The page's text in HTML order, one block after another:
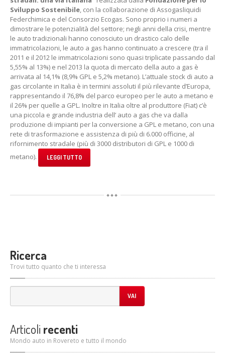
Sviluppo Sostenibile, con la collaborazione di Assogasliquidi
Federchimica e del Consorzio Ecogas. Sono proprio i numeri a
dimostrare le potenzialità del settore; negli anni della crisi, mentre
le auto tradizionali hanno conosciuto un drastico calo delle
immatricolazioni, le auto a gas hanno continuato a crescere (tra il
2011 e il 2012 le immatricolazioni sono quasi triplicate passando dal
5,55% al 13%) e nel 2013 la quota di mercato della auto a gas è
arrivata al 14,1% (8,9% GPL e 5,2% metano). L’attuale stock di auto a
gas circolante in Italia è in termini assoluti il più rilevante d’Europa,
rappresentando il 76,8% del parco europeo per le auto a metano e
il 26% per quelle a GPL. Inoltre in Italia oltre al produttore (Fiat) c’è
una piccola e grande industria dell’ auto a gas che va dalla
produzione di impianti per la conversione a GPL e metano, con una
rete di trasformazione e assistenza di più di 6.000 officine, al
rifornimento stradale (più di 3000 distributori di GPL e 1000 di
metano).
LEGGI TUTTO
Ricerca
Trovi tutto quanto che ti interessa
VAI
Articoli recenti
Mondo auto in Rovereto e tutto il mondo